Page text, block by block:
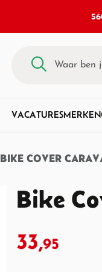
VACATURESMERKEN
BIKE COVER
Bike
33,95